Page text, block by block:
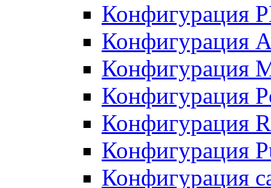
Конфигурация
Конфигурация
Конфигурация
Конфигурация
Конфигурация
Конфигурация
Конфигурация